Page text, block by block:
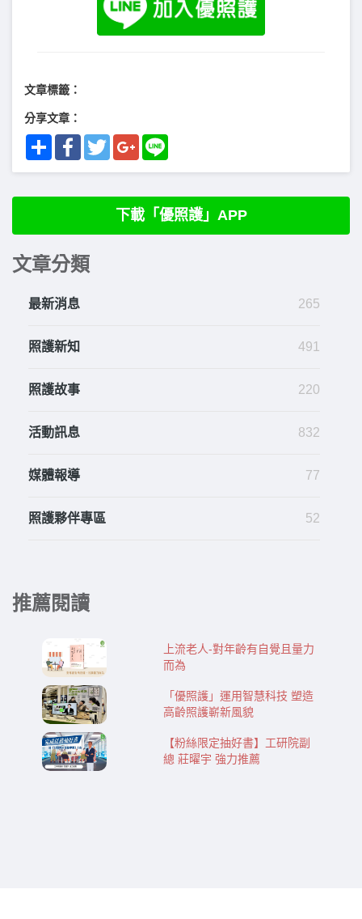
文章標籤：
分享文章：
Share FacebookTwitterGoogle+
下載「優照護」APP
文章分類
最新消息 265
照護新知 491
照護故事 220
活動訊息 832
媒體報導 77
照護夥伴專區 52
推薦閱讀
上流老人-對年齡有自覺且量力
而為
「優照護」運用智慧科技 塑造
高齡照護嶄新風貌
【粉絲限定抽好書】工研院副
總 莊曜宇 強力推薦